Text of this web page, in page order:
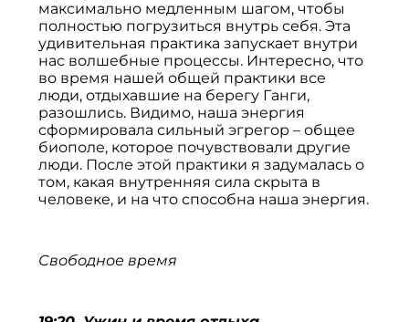
максимально медленным шагом, чтобы
полностью погрузиться внутрь себя. Эта
удивительная практика запускает внутри
нас волшебные процессы. Интересно, что
во время нашей общей практики все
люди, отдыхавшие на берегу Ганги,
разошлись. Видимо, наша энергия
сформировала сильный эгрегор – общее
биополе, которое почувствовали другие
люди. После этой практики я задумалась о
том, какая внутренняя сила скрыта в
человеке, и на что способна наша энергия.
Свободное время